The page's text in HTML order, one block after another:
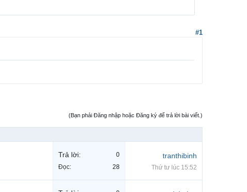
#1
(Bạn phải Đăng nhập hoặc Đăng ký để trả lời bài viết.)
Trả lời:
0
Đọc:
28
tranthibinh
Thứ tư lúc 15:52